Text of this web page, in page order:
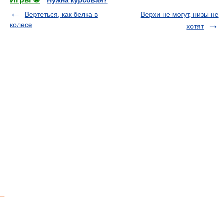
Вертеться, как белка в
колесе
Верхи не могут, низы не
хотят